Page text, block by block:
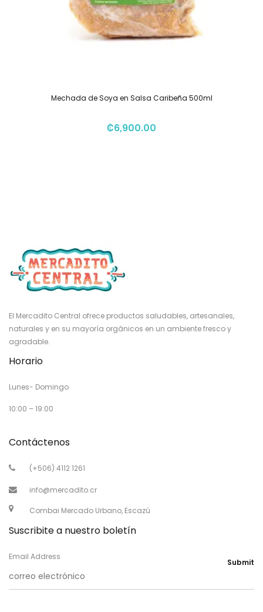
Mechada de Soya en Salsa Caribeña 500ml
₡6,900.00
El Mercadito Central ofrece productos saludables, artesanales,
naturales y en su mayoría orgánicos en un ambiente fresco y
agradable.
Horario
Lunes- Domingo
10:00 – 19:00
Contáctenos
(+506) 4112 1261
info@mercadito.cr
Combai Mercado Urbano, Escazú
Suscribite a nuestro boletín
Email Address
Submit